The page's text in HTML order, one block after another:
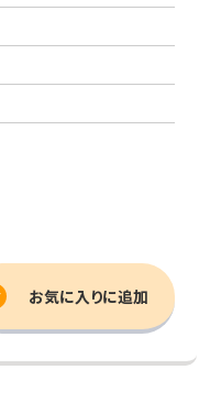
お気に入りに追加